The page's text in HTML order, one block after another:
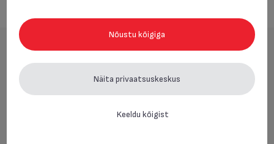
Tarvikud
Nõustu kõigiga
Näita privaatsuskeskus
Keeldu kõigist